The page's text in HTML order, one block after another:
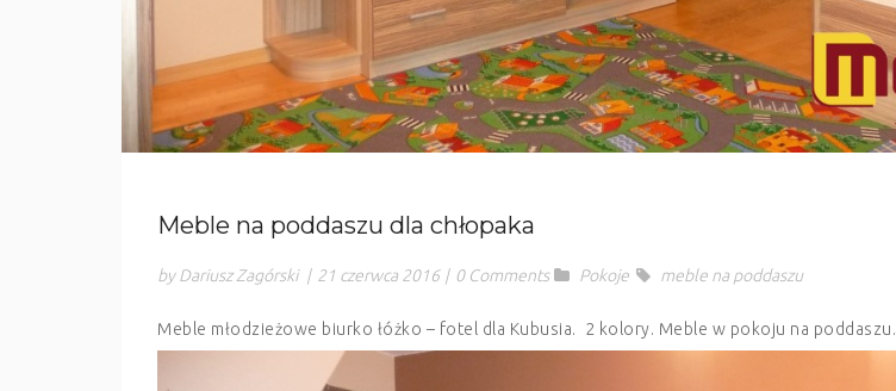
Meble na poddaszu dla chłopaka
by Dariusz Zagórski | 21 czerwca 2016 | 0 Comments Pokoje meble na poddaszu
Meble młodzieżowe biurko łóżko – fotel dla Kubusia. 2 kolory. Meble w pokoju na poddaszu.